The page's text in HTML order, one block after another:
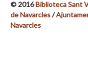
© 2016Biblioteca Sant
de Navarcles/
Navarcles